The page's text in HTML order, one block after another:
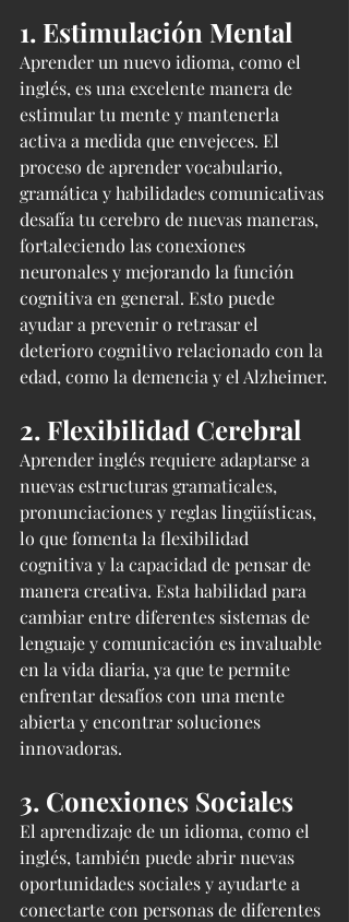
1. Estimulación Mental
Aprender un nuevo idioma, como el
inglés, es una excelente manera de
estimular tu mente y mantenerla
activa a medida que envejeces. El
proceso de aprender vocabulario,
gramática y habilidades comunicativas
desafía tu cerebro de nuevas maneras,
fortaleciendo las conexiones
neuronales y mejorando la función
cognitiva en general. Esto puede
ayudar a prevenir o retrasar el
deterioro cognitivo relacionado con la
edad, como la demencia y el Alzheimer.
2. Flexibilidad Cerebral
Aprender inglés requiere adaptarse a
nuevas estructuras gramaticales,
pronunciaciones y reglas lingüísticas,
lo que fomenta la flexibilidad
cognitiva y la capacidad de pensar de
manera creativa. Esta habilidad para
cambiar entre diferentes sistemas de
lenguaje y comunicación es invaluable
en la vida diaria, ya que te permite
enfrentar desafíos con una mente
abierta y encontrar soluciones
innovadoras.
3. Conexiones Sociales
El aprendizaje de un idioma, como el
inglés, también puede abrir nuevas
oportunidades sociales y ayudarte a
conectarte con personas de diferentes